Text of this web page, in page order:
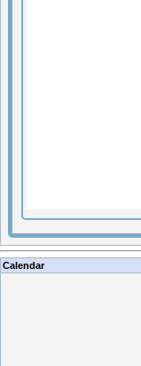
Calendar